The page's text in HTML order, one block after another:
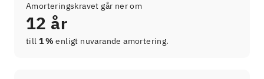
Amorteringskravet går ner om
12 år
till 1 % enligt nuvarande amortering.